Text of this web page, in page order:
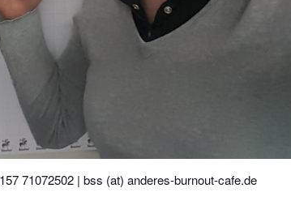
71072502 | bss (at) anderes-burnout-cafe.de